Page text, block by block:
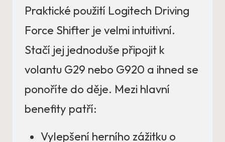
Praktické použití Logitech Driving
Force Shifter je velmi intuitivní.
Stačí jej jednoduše připojit k
volantu G29 nebo G920 a ihned se
ponoříte do děje. Mezi hlavní
benefity patří:
Vylepšení herního zážitku o